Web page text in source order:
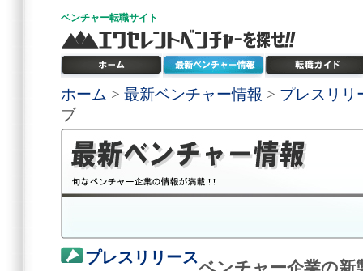
ベンチャー転職サイト
ホーム > 最新ベンチャー情報 > プレスリリ
ブ
プレスリリース